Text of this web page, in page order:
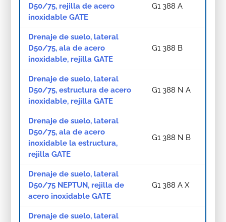
D50/75, rejilla de acero
inoxidable GATE
G1 388 A
Drenaje de suelo, lateral
D50/75, ala de acero
inoxidable, rejilla GATE
G1 388 B
Drenaje de suelo, lateral
D50/75, estructura de acero
inoxidable, rejilla GATE
G1 388 N A
Drenaje de suelo, lateral
D50/75, ala de acero
inoxidable la estructura,
rejilla GATE
G1 388 N B
Drenaje de suelo, lateral
D50/75 NEPTUN, rejilla de
acero inoxidable GATE
G1 388 A X
Drenaje de suelo, lateral